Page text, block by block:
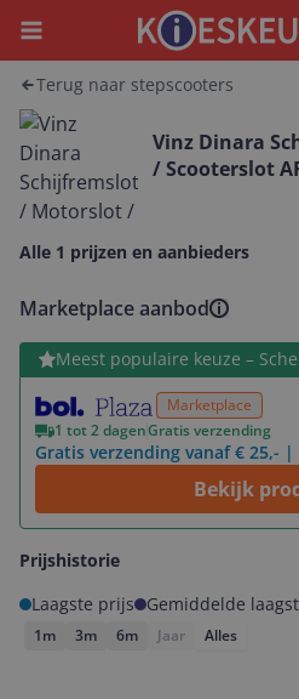
Menu
Terug naar stepscooters
Vinz Dinara
/ Scooterslot
Alle 1 prijzen en aanbieders
Marketplace aanbod
Meest populaire keuze –
Marketplace
1 tot 2 dagenGratis verzending
Gratis verzending vanaf € 25,-
Bekijk
Bekijk product
Prijshistorie
Laagste prijs
Gemiddelde
1m 3m 6m Jaar Alles